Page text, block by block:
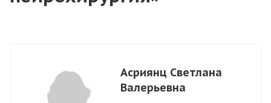
Асриянц Светлана
Валерьевна